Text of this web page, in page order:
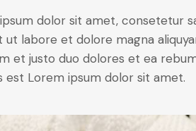
dolor sit amet, consetetur
ut labore et dolore magna
et justo duo dolores et ea
est Lorem ipsum dolor sit amet.